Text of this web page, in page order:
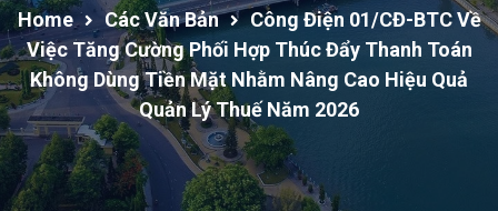
Home Các Văn Bản
Công Điện 01/CĐ-BTC Về
Việc Tăng Cường Phối Hợp Thúc Đẩy Thanh Toán
Không Dùng Tiền Mặt Nhằm Nâng Cao Hiệu Quả
Quản Lý Thuế Năm 2026